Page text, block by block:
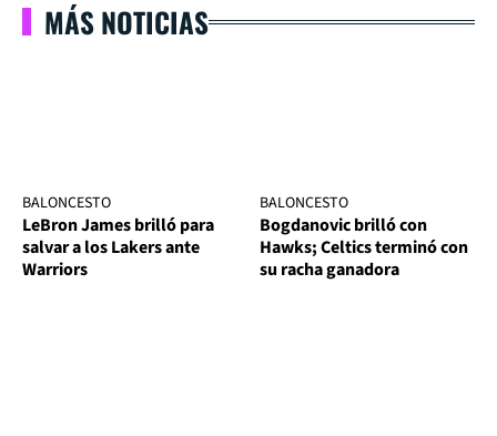
MÁS NOTICIAS
BALONCESTO
LeBron James brilló para
salvar a los Lakers ante
Warriors
BALONCESTO
Bogdanovic brilló con
Hawks; Celtics terminó con
su racha ganadora